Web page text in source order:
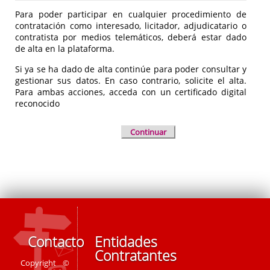
Para poder participar en cualquier procedimiento de
contratación como interesado, licitador, adjudicatario o
contratista por medios telemáticos, deberá estar dado
de alta en la plataforma.
Si ya se ha dado de alta continúe para poder consultar y
gestionar sus datos. En caso contrario, solicite el alta.
Para ambas acciones, acceda con un certificado digital
reconocido
Continuar
Contacto
Copyright ©
Entidades
Contratantes